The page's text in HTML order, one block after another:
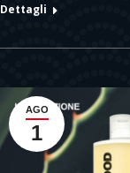
Dettagli
AGO
1